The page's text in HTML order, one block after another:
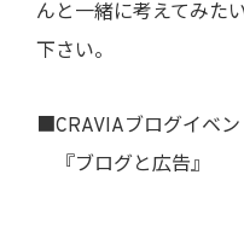
んと一緒に考えてみた
下さい。
■CRAVIAブログイベ
『ブログと広告』